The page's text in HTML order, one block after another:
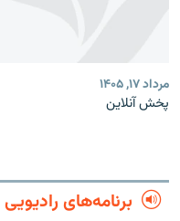
مرداد ۱۷, ۱۴۰۵
پخش آنلاین
برنامه‌های رادیویی